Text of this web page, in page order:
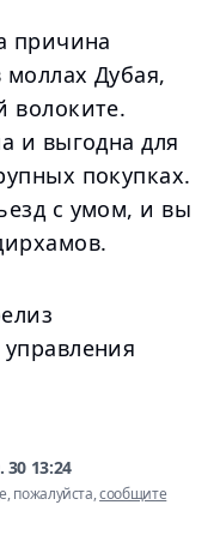
причина
Дубая,
волоките.
и выгодна для
покупках.
с умом, и вы
30 13:24
пожалуйста,сообщите